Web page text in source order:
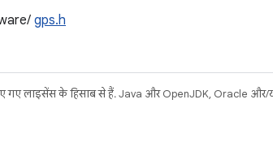
gps.h
गए लाइसेंस के हिसाब से हैं. Java और OpenJDK, Oracle और/